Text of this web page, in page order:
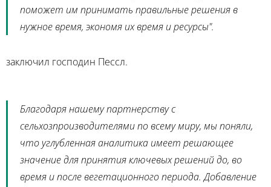
поможет им принимать правильные решения в
нужное время, экономя их время и ресурсы".
заключил господин Пессл.
Благодаря нашему партнерству с
сельхозпроизводителями по всему миру, мы поняли,
что углубленная аналитика имеет решающее
значение для принятия ключевых решений до, во
время и после вегетационного периода. Добавление